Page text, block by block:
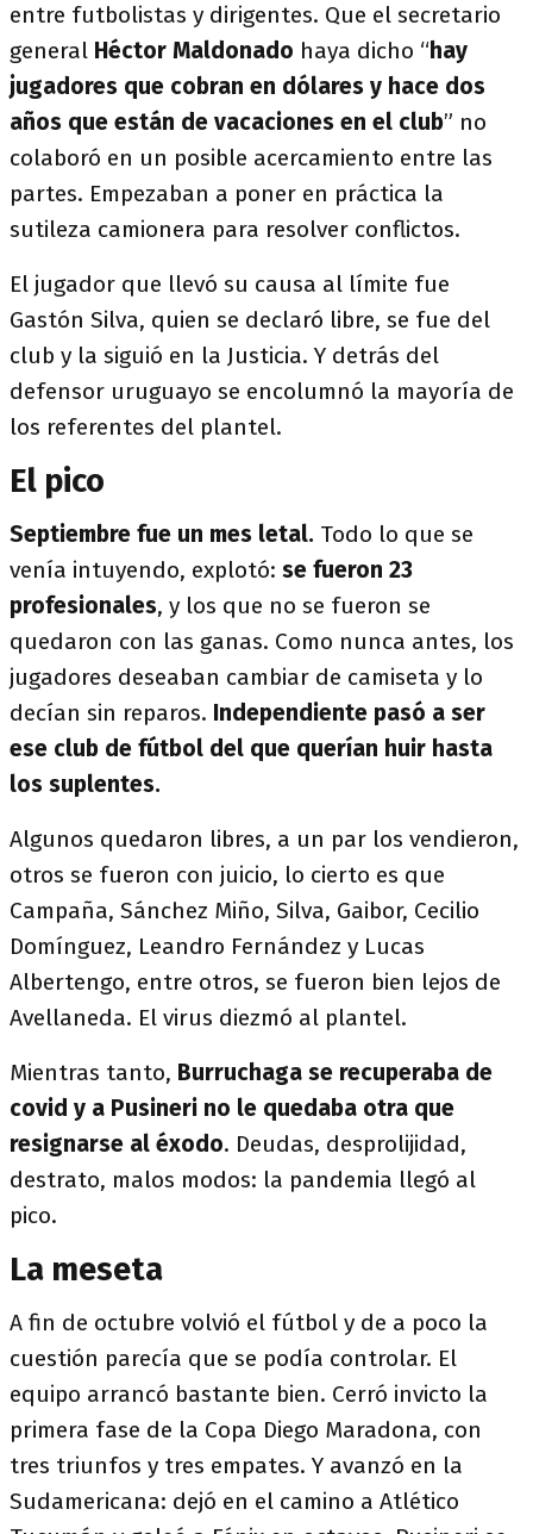
entre futbolistas y dirigentes. Que el secretario
general Héctor Maldonado haya dicho “hay
jugadores que cobran en dólares y hace dos
años que están de vacaciones en el club” no
colaboró en un posible acercamiento entre las
partes. Empezaban a poner en práctica la
sutileza camionera para resolver conflictos.
El jugador que llevó su causa al límite fue
Gastón Silva, quien se declaró libre, se fue del
club y la siguió en la Justicia. Y detrás del
defensor uruguayo se encolumnó la mayoría de
los referentes del plantel.
El pico
Septiembre fue un mes letal. Todo lo que se
venía intuyendo, explotó: se fueron 23
profesionales, y los que no se fueron se
quedaron con las ganas. Como nunca antes, los
jugadores deseaban cambiar de camiseta y lo
decían sin reparos. Independiente pasó a ser
ese club de fútbol del que querían huir hasta
los suplentes.
Algunos quedaron libres, a un par los vendieron,
otros se fueron con juicio, lo cierto es que
Campaña, Sánchez Miño, Silva, Gaibor, Cecilio
Domínguez, Leandro Fernández y Lucas
Albertengo, entre otros, se fueron bien lejos de
Avellaneda. El virus diezmó al plantel.
Mientras tanto, Burruchaga se recuperaba de
covid y a Pusineri no le quedaba otra que
resignarse al éxodo. Deudas, desprolijidad,
destrato, malos modos: la pandemia llegó al
pico.
La meseta
A fin de octubre volvió el fútbol y de a poco la
cuestión parecía que se podía controlar. El
equipo arrancó bastante bien. Cerró invicto la
primera fase de la Copa Diego Maradona, con
tres triunfos y tres empates. Y avanzó en la
Sudamericana: dejó en el camino a Atlético